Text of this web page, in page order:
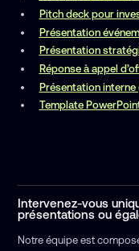
Pitch deck pour
Présentation
Présentation
Réponse à appel
Présentation
Template
Intervenez-vous
présentations ou
Notre équipe est